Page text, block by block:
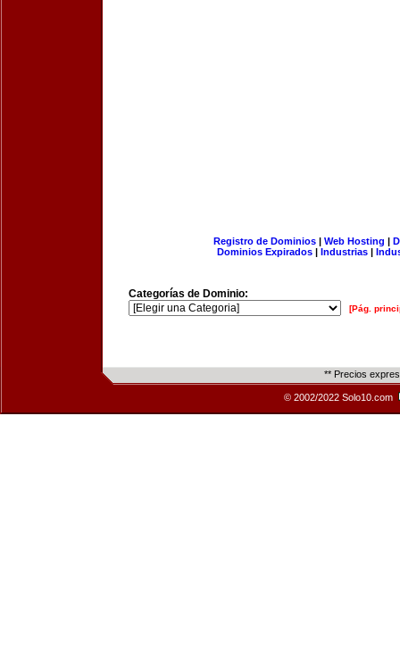
Registro de Dominios| Web Hosting |
Dominios Expirados | Industrias |
Categorías de Dominio:
[Pág.
** Precios
© 2002/2022 Solo10.com